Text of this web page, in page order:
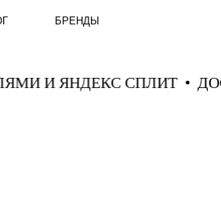
БРЕНДЫ
И ЯНДЕКС СПЛИТ